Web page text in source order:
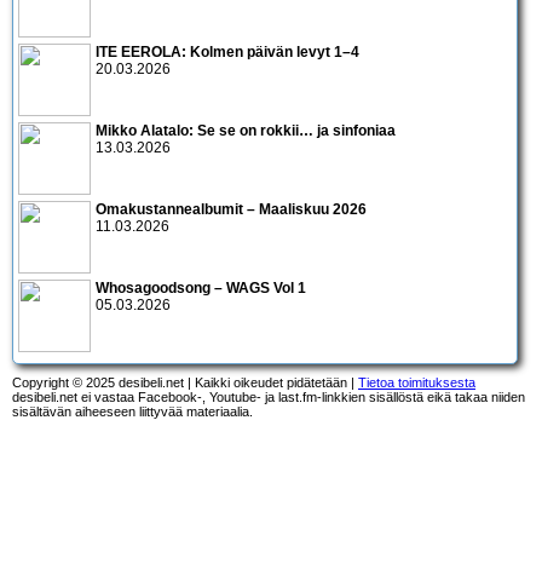
ITE EEROLA: Kolmen päivän levyt 1–4
20.03.2026
Mikko Alatalo: Se se on rokkii… ja sinfoniaa
13.03.2026
Omakustannealbumit – Maaliskuu 2026
11.03.2026
Whosagoodsong – WAGS Vol 1
05.03.2026
Copyright © 2025 desibeli.net | Kaikki oikeudet pidätetään | Tietoa toimituksesta
desibeli.net ei vastaa Facebook-, Youtube- ja last.fm-linkkien sisällöstä eikä takaa niiden
sisältävän aiheeseen liittyvää materiaalia.